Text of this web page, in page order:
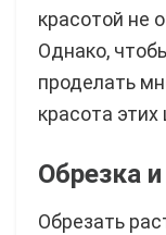
красотой не
Однако,
проделать
красота этих
Обрезка
Обрезать